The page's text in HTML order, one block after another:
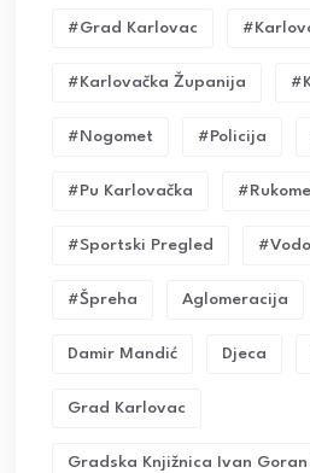
#grad Karlovac
#karlovačka Županija
#nogomet #policija
#pu Karlovačka
#sportski Pregled
#Špreha Aglomeracija
Damir Mandić Djeca
Grad Karlovac
Gradska Knjižnica Ivan Goran